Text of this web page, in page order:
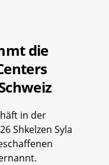
die
in der
Shkelzen Syla